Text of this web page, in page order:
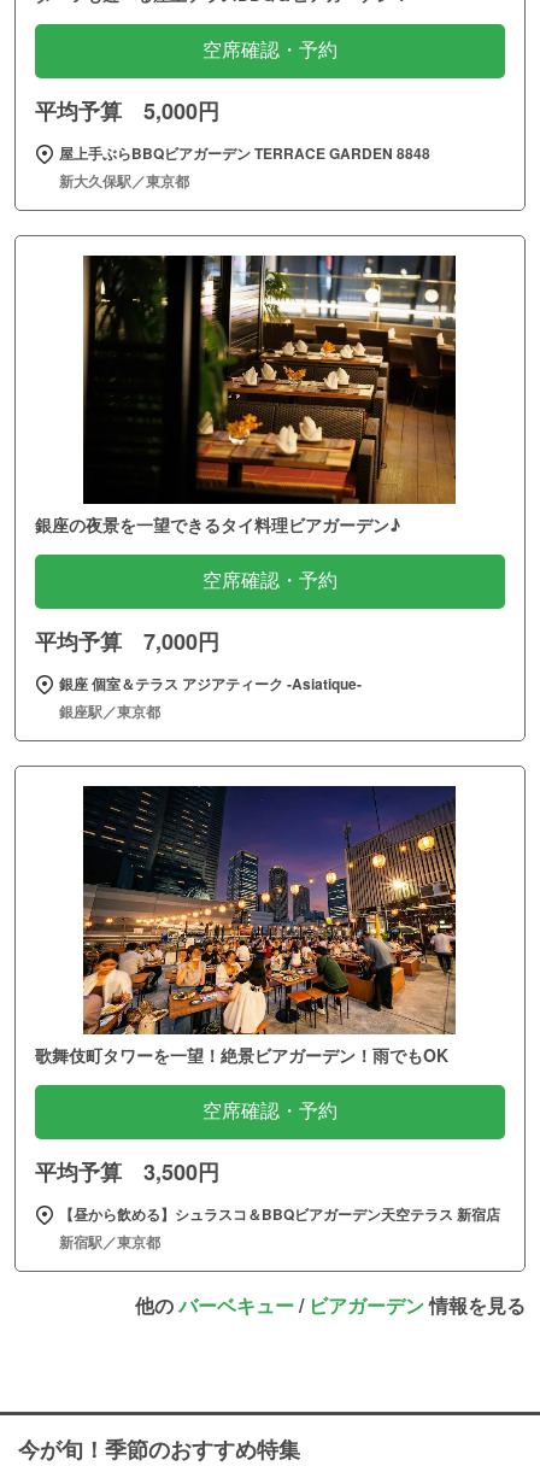
空席確認・予約
平均予算 5,000円
屋上手ぶらBBQビアガーデン TERRACE GARDEN 8848
新大久保駅／東京都
銀座の夜景を一望できるタイ料理ビアガーデン♪
空席確認・予約
平均予算 7,000円
銀座 個室＆テラス アジアティーク ‐Asiatique‐
銀座駅／東京都
歌舞伎町タワーを一望！絶景ビアガーデン！雨でもOK
空席確認・予約
平均予算 3,500円
【昼から飲める】シュラスコ＆BBQビアガーデン天空テラス 新宿店
新宿駅／東京都
他のバーベキュー/ ビアガーデン情報を見る
今が旬！季節のおすすめ特集